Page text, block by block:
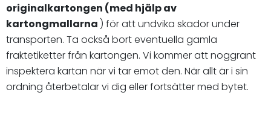
originalkartongen (med hjälp av
kartongmallarna) för att undvika skador under
transporten. Ta också bort eventuella gamla
fraktetiketter från kartongen. Vi kommer att noggrant
inspektera kartan när vi tar emot den. När allt är i sin
ordning återbetalar vi dig eller fortsätter med bytet.